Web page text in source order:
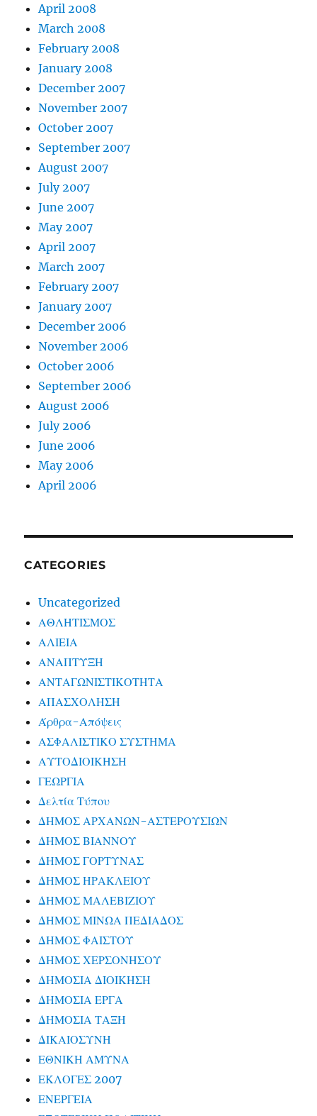
April 2008
March 2008
February 2008
January 2008
December 2007
November 2007
October 2007
September 2007
August 2007
July 2007
June 2007
May 2007
April 2007
March 2007
February 2007
January 2007
December 2006
November 2006
October 2006
September 2006
August 2006
July 2006
June 2006
May 2006
April 2006
CATEGORIES
Uncategorized
ΑΘΛΗΤΙΣΜΟΣ
ΑΛΙΕΙΑ
ΑΝΑΠΤΥΞΗ
ΑΝΤΑΓΩΝΙΣΤΙΚΟΤΗΤΑ
ΑΠΑΣΧΟΛΗΣΗ
Άρθρα-Απόψεις
ΑΣΦΑΛΙΣΤΙΚΟ ΣΥΣΤΗΜΑ
ΑΥΤΟΔΙΟΙΚΗΣΗ
ΓΕΩΡΓΙΑ
Δελτία Τύπου
ΔΗΜΟΣ ΑΡΧΑΝΩΝ-ΑΣΤΕΡΟΥΣΙΩΝ
ΔΗΜΟΣ ΒΙΑΝΝΟΥ
ΔΗΜΟΣ ΓΟΡΤΥΝΑΣ
ΔΗΜΟΣ ΗΡΑΚΛΕΙΟΥ
ΔΗΜΟΣ ΜΑΛΕΒΙΖΙΟΥ
ΔΗΜΟΣ ΜΙΝΩΑ ΠΕΔΙΑΔΟΣ
ΔΗΜΟΣ ΦΑΙΣΤΟΥ
ΔΗΜΟΣ ΧΕΡΣΟΝΗΣΟΥ
ΔΗΜΟΣΙΑ ΔΙΟΙΚΗΣΗ
ΔΗΜΟΣΙΑ ΕΡΓΑ
ΔΗΜΟΣΙΑ ΤΑΞΗ
ΔΙΚΑΙΟΣΥΝΗ
ΕΘΝΙΚΗ ΑΜΥΝΑ
ΕΚΛΟΓΕΣ 2007
ΕΝΕΡΓΕΙΑ